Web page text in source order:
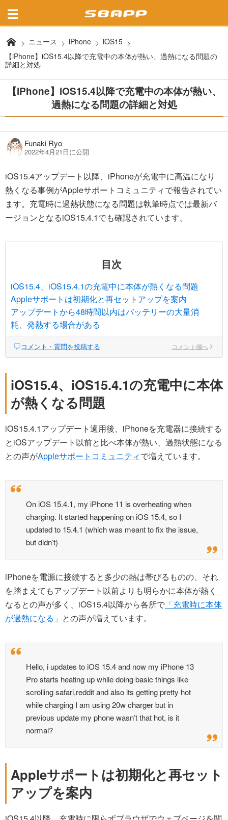
ニュース iPhone
iOS15
【iPhone】iOS15.4以降で充電中の本体が熱い、過熱になる問題の
詳細と対処
【iPhone】iOS15.4以降で充電中の本体が熱い、
過熱になる問題の詳細と対処
Funaki Ryo
2022年4月21日に公開
iOS15.4アップデート以降、iPhoneが充電中に高温になり
熱くなる事例がAppleサポートコミュニティで報告されてい
ます。充電時に過熱状態になる問題は執筆時点では最新バ
ージョンとなるiOS15.4.1でも確認されています。
目次
iOS15.4、iOS15.4.1の充電中に本体が熱くなる問題
Appleサポートは初期化と再セットアップを案内
アップデートから48時間以内はバッテリーの大量消
耗、発熱する場合がある
コメント・質問を投稿する コメント欄へ
iOS15.4、iOS15.4.1の充電中に本体
が熱くなる問題
iOS15.4.1アップデート適用後、iPhoneを充電器に接続する
とiOSアップデート以前と比べ本体が熱い、過熱状態になる
との声がAppleサポートコミュニティで増えています。
On iOS 15.4.1, my iPhone 11 is overheating when
charging. It started happening on iOS 15.4, so I
updated to 15.4.1 (which was meant to fix the issue,
but didn’t)
iPhoneを電源に接続すると多少の熱は帯びるものの、それ
を踏まえてもアップデート以前よりも明らかに本体が熱く
なるとの声が多く、iOS15.4以降から各所で 「充電時に本体
が過熱になる」 との声が増えています。
Hello, i updates to iOS 15.4 and now my iPhone 13
Pro starts heating up while doing basic things like
scrolling safari,reddit and also its getting pretty hot
while charging I am using 20w charger but in
previous update my phone wasn’t that hot, is it
normal?
Appleサポートは初期化と再セット
アップを案内